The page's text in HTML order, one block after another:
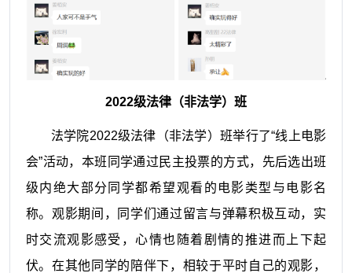
2022级法律（非法学）班
法学院2022级法律（非法学）班举行了“线上电影
会”活动，本班同学通过民主投票的方式，先后选出班
级内绝大部分同学都希望观看的电影类型与电影名
称。观影期间，同学们通过留言与弹幕积极互动，实
时交流观影感受，心情也随着剧情的推进而上下起
伏。在其他同学的陪伴下，相较于平时自己的观影，